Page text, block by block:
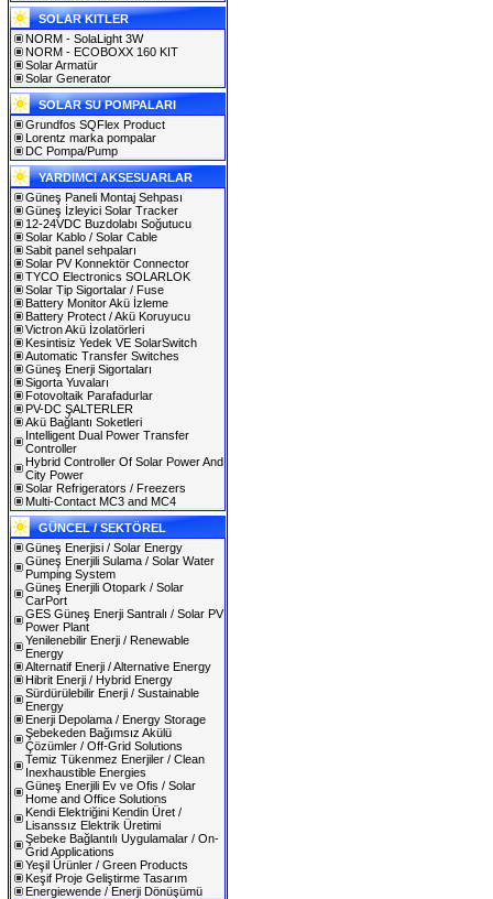
SOLAR KITLER
NORM - SolaLight 3W
NORM - ECOBOXX 160 KIT
Solar Armatür
Solar Generator
SOLAR SU POMPALARI
Grundfos SQFlex Product
Lorentz marka pompalar
DC Pompa/Pump
YARDIMCI AKSESUARLAR
Güneş Paneli Montaj Sehpası
Güneş İzleyici Solar Tracker
12-24VDC Buzdolabı Soğutucu
Solar Kablo / Solar Cable
Sabit panel sehpaları
Solar PV Konnektör Connector
TYCO Electronics SOLARLOK
Solar Tip Sigortalar / Fuse
Battery Monitor Akü İzleme
Battery Protect / Akü Koruyucu
Victron Akü İzolatörleri
Kesintisiz Yedek VE SolarSwitch
Automatic Transfer Switches
Güneş Enerji Sigortaları
Sigorta Yuvaları
Fotovoltaik Parafadurlar
PV-DC ŞALTERLER
Akü Bağlantı Soketleri
Intelligent Dual Power Transfer
Controller
Hybrid Controller Of Solar Power And
City Power
Solar Refrigerators / Freezers
Multi-Contact MC3 and MC4
GÜNCEL / SEKTÖREL
Güneş Enerjisi / Solar Energy
Güneş Enerjili Sulama / Solar Water
Pumping System
Güneş Enerjili Otopark / Solar
CarPort
GES Güneş Enerji Santralı / Solar PV
Power Plant
Yenilenebilir Enerji / Renewable
Energy
Alternatif Enerji / Alternative Energy
Hibrit Enerji / Hybrid Energy
Sürdürülebilir Enerji / Sustainable
Energy
Enerji Depolama / Energy Storage
Şebekeden Bağımsız Akülü
Çözümler / Off-Grid Solutions
Temiz Tükenmez Enerjiler / Clean
Inexhaustible Energies
Güneş Enerjili Ev ve Ofis / Solar
Home and Office Solutions
Kendi Elektriğini Kendin Üret /
Lisanssız Elektrik Üretimi
Şebeke Bağlantılı Uygulamalar / On-
Grid Applications
Yeşil Ürünler / Green Products
Keşif Proje Geliştirme Tasarım
Energiewende / Enerji Dönüşümü